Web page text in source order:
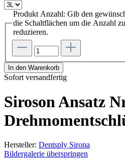
Produkt Anzahl: Gib den
die Schaltflächen um die Anzahl
reduzieren.
In den Warenkorb
Sofort versandfertig
Siroson Ansatz
Hersteller: Dentsply Sirona
Bildergalerie überspringen